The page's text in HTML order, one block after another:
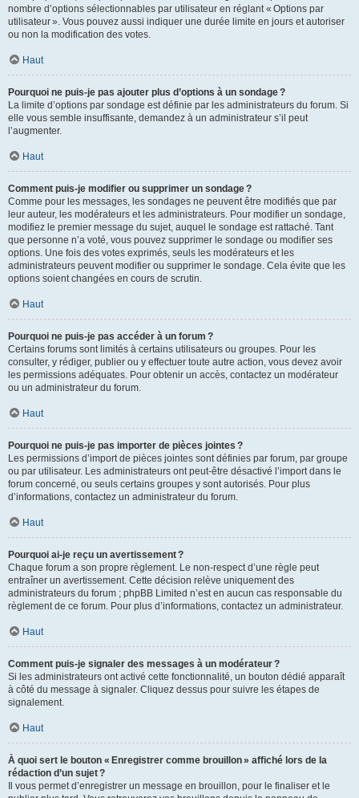
nombre d’options sélectionnables par utilisateur en réglant « Options par
utilisateur ». Vous pouvez aussi indiquer une durée limite en jours et autoriser
ou non la modification des votes.
Haut
Pourquoi ne puis-je pas ajouter plus d’options à un sondage ?
La limite d’options par sondage est définie par les administrateurs du forum. Si
elle vous semble insuffisante, demandez à un administrateur s’il peut
l’augmenter.
Haut
Comment puis-je modifier ou supprimer un sondage ?
Comme pour les messages, les sondages ne peuvent être modifiés que par
leur auteur, les modérateurs et les administrateurs. Pour modifier un sondage,
modifiez le premier message du sujet, auquel le sondage est rattaché. Tant
que personne n’a voté, vous pouvez supprimer le sondage ou modifier ses
options. Une fois des votes exprimés, seuls les modérateurs et les
administrateurs peuvent modifier ou supprimer le sondage. Cela évite que les
options soient changées en cours de scrutin.
Haut
Pourquoi ne puis-je pas accéder à un forum ?
Certains forums sont limités à certains utilisateurs ou groupes. Pour les
consulter, y rédiger, publier ou y effectuer toute autre action, vous devez avoir
les permissions adéquates. Pour obtenir un accès, contactez un modérateur
ou un administrateur du forum.
Haut
Pourquoi ne puis-je pas importer de pièces jointes ?
Les permissions d’import de pièces jointes sont définies par forum, par groupe
ou par utilisateur. Les administrateurs ont peut-être désactivé l’import dans le
forum concerné, ou seuls certains groupes y sont autorisés. Pour plus
d’informations, contactez un administrateur du forum.
Haut
Pourquoi ai-je reçu un avertissement ?
Chaque forum a son propre règlement. Le non-respect d’une règle peut
entraîner un avertissement. Cette décision relève uniquement des
administrateurs du forum ; phpBB Limited n’est en aucun cas responsable du
règlement de ce forum. Pour plus d’informations, contactez un administrateur.
Haut
Comment puis-je signaler des messages à un modérateur ?
Si les administrateurs ont activé cette fonctionnalité, un bouton dédié apparaît
à côté du message à signaler. Cliquez dessus pour suivre les étapes de
signalement.
Haut
À quoi sert le bouton « Enregistrer comme brouillon » affiché lors de la
rédaction d’un sujet ?
Il vous permet d’enregistrer un message en brouillon, pour le finaliser et le